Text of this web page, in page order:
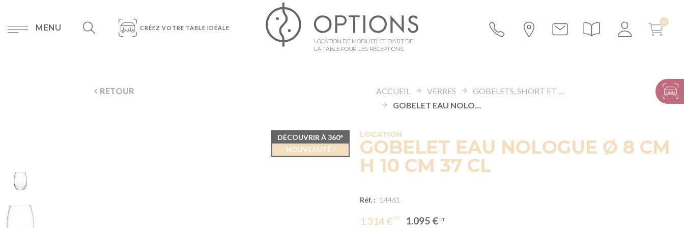
MENU CRÉEZ VOTRE TABLE IDÉALE
LOCATION DE MOBILIER ET D’ART DE
LA TABLE POUR LES RÉCEPTIONS
RETOUR ACCUEIL VERRES
GOBELETS, SHORT ET LONG DRINKS
GOBELET EAU NOLOGUE Ø 8 CM H 10 CM 37 CL
LOCATION
GOBELET EAU NOLOGUE Ø 8 CM
H 10 CM 37 CL
Réf. : 14461
1.314 € 1.095 €
DÉCOUVRIR À 360°
NOUVEAUTÉ !